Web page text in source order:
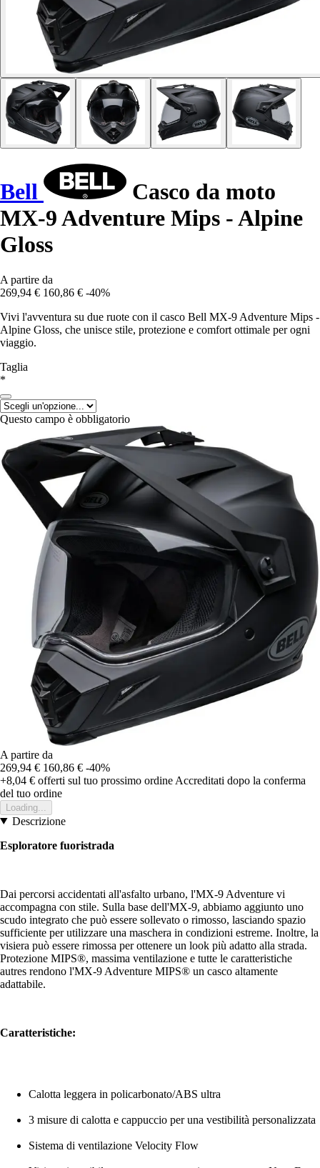
Bell
Casco da moto
MX-9 Adventure Mips - Alpine
Gloss
A partire da
269,94 € 160,86 € -40%
Vivi l'avventura su due ruote con il casco Bell MX-9 Adventure Mips -
Alpine Gloss, che unisce stile, protezione e comfort ottimale per ogni
viaggio.
Taglia
*
Questo campo è obbligatorio
A partire da
269,94 € 160,86 € -40%
+8,04 € offerti sul tuo prossimo ordine Accreditati dopo la conferma
del tuo ordine
Loading...
Descrizione
Esploratore fuoristrada
Dai percorsi accidentati all'asfalto urbano, l'MX-9 Adventure vi
accompagna con stile. Sulla base dell'MX-9, abbiamo aggiunto uno
scudo integrato che può essere sollevato o rimosso, lasciando spazio
sufficiente per utilizzare una maschera in condizioni estreme. Inoltre, la
visiera può essere rimossa per ottenere un look più adatto alla strada.
Protezione MIPS®️, massima ventilazione e tutte le caratteristiche
autres rendono l'MX-9 Adventure MIPS®️ un casco altamente
adattabile.
Caratteristiche:
Calotta leggera in policarbonato/ABS ultra
3 misure di calotta e cappuccio per una vestibilità personalizzata
Sistema di ventilazione Velocity Flow